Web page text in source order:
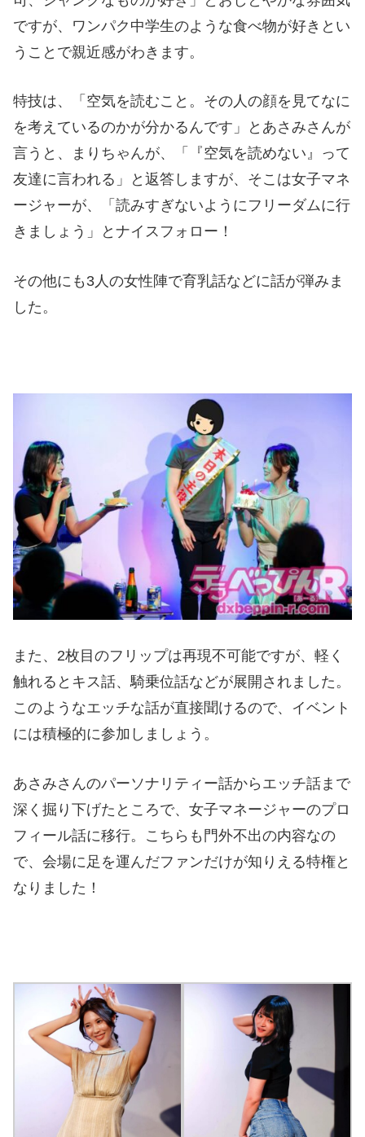
ですが、ワンパク中学生のような食べ物が好きとい
うことで親近感がわきます。
特技は、「空気を読むこと。その人の顔を見てなに
を考えているのかが分かるんです」とあさみさんが
言うと、まりちゃんが、「『空気を読めない』って
友達に言われる」と返答しますが、そこは女子マネ
ージャーが、「読みすぎないようにフリーダムに行
きましょう」とナイスフォロー！
その他にも3人の女性陣で育乳話などに話が弾みま
した。
また、2枚目のフリップは再現不可能ですが、軽く
触れるとキス話、騎乗位話などが展開されました。
このようなエッチな話が直接聞けるので、イベント
には積極的に参加しましょう。
あさみさんのパーソナリティー話からエッチ話まで
深く掘り下げたところで、女子マネージャーのプロ
フィール話に移行。こちらも門外不出の内容なの
で、会場に足を運んだファンだけが知りえる特権と
なりました！